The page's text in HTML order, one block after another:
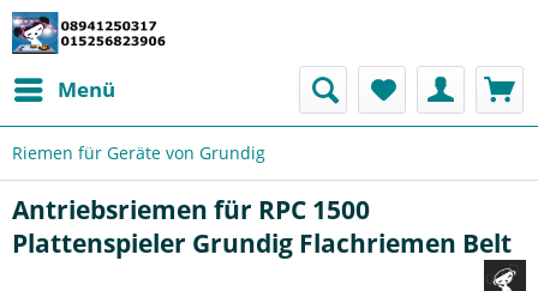
Menü
Riemen für Geräte von Grundig
Antriebsriemen für RPC 1500
Plattenspieler Grundig Flachriemen Belt